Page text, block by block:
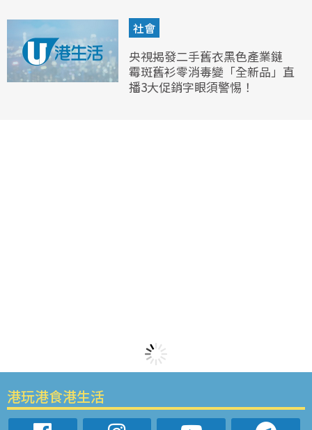
社會
央視揭發二手舊衣黑色產業鏈
霉斑舊衫零消毒變「全新品」直
播3大促銷字眼須警惕！
港玩港食港生活